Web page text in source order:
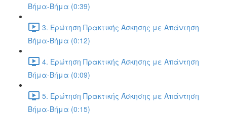
Βήμα-Βήμα (0:39)
3. Ερώτηση Πρακτικής Άσκησης με Απάντηση
Βήμα-Βήμα (0:12)
4. Ερώτηση Πρακτικής Άσκησης με Απάντηση
Βήμα-Βήμα (0:09)
5. Ερώτηση Πρακτικής Άσκησης με Απάντηση
Βήμα-Βήμα (0:15)